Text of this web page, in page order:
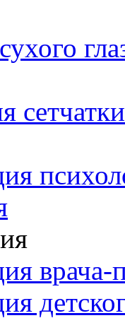
сетчатки
врача-